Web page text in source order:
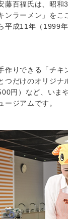
藤百福氏は、昭
ンラーメン」を
平成11年（1999
作りできる「チ
つだけのオリジ
円）など、いま
ージアムです。